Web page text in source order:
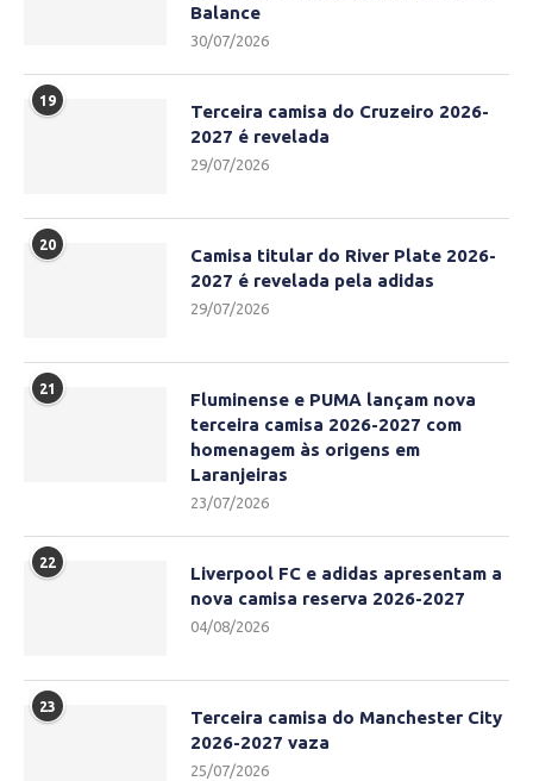
Balance
30/07/2026
19
Terceira camisa do Cruzeiro 2026-
2027 é revelada
29/07/2026
20
Camisa titular do River Plate 2026-
2027 é revelada pela adidas
29/07/2026
21
Fluminense e PUMA lançam nova
terceira camisa 2026-2027 com
homenagem às origens em
Laranjeiras
23/07/2026
22
Liverpool FC e adidas apresentam a
nova camisa reserva 2026-2027
04/08/2026
23
Terceira camisa do Manchester City
2026-2027 vaza
25/07/2026